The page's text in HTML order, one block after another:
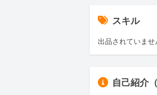
スキル
出品されていませ
自己紹介（